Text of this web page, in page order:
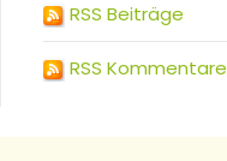
RSS Beiträge
RSS Kommentare